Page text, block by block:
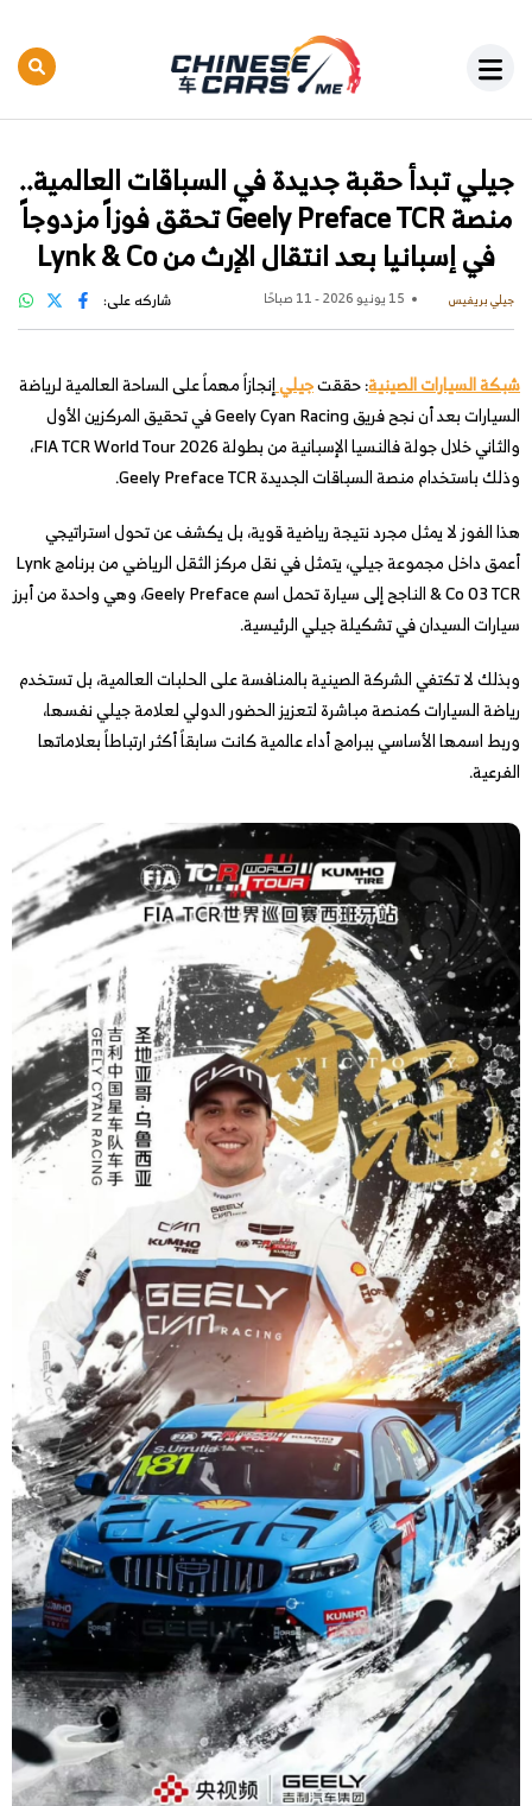
جيلي تبدأ حقبة جديدة في السباقات العالمية..
منصة Geely Preface TCR تحقق فوزاً مزدوجاً
في إسبانيا بعد انتقال الإرث من Lynk & Co
جيلي بريفيس 15 يونيو 2026 - 11 صباحًا شاركه على:
شبكة السيارات الصينية: حققتجيليإنجازاً مهماً على الساحة العالمية لرياضة
السيارات بعد أن نجح فريق Geely Cyan Racing في تحقيق المركزين الأول
والثاني خلال جولة فالنسيا الإسبانية من بطولة FIA TCR World Tour 2026،
وذلك باستخدام منصة السباقات الجديدة Geely Preface TCR.
هذا الفوز لا يمثل مجرد نتيجة رياضية قوية، بل يكشف عن تحول استراتيجي
أعمق داخل مجموعة جيلي، يتمثل في نقل مركز الثقل الرياضي من برنامج Lynk
& Co 03 TCR الناجح إلى سيارة تحمل اسم Geely Preface، وهي واحدة من أبرز
سيارات السيدان في تشكيلة جيلي الرئيسية.
وبذلك لا تكتفي الشركة الصينية بالمنافسة على الحلبات العالمية، بل تستخدم
رياضة السيارات كمنصة مباشرة لتعزيز الحضور الدولي لعلامة جيلي نفسها،
وربط اسمها الأساسي ببرامج أداء عالمية كانت سابقاً أكثر ارتباطاً بعلاماتها
الفرعية.